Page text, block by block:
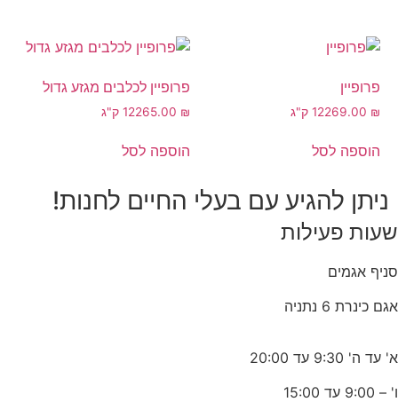
פרופיין
269.00 ₪ 12 ק"ג
הוספה לסל
פרופיין לכלבים מגזע גדול
265.00 ₪ 12 ק"ג
הוספה לסל
ניתן להגיע עם בעלי החיים לחנות!
שעות פעילות
סניף אגמים
אגם כינרת 6 נתניה
א' עד ה' 9:30 עד 20:00
ו' – 9:00 עד 15:00